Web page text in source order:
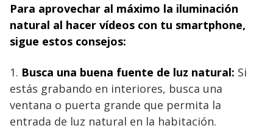
Para aprovechar al máximo la iluminación
natural al hacer vídeos con tu smartphone,
sigue estos consejos:
1. Busca una buena fuente de luz natural: Si
estás grabando en interiores, busca una
ventana o puerta grande que permita la
entrada de luz natural en la habitación.